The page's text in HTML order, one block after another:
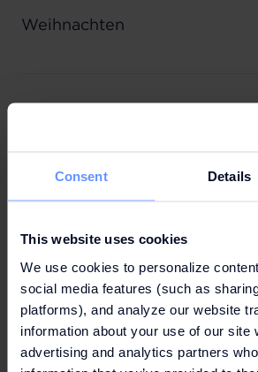
Consent Details
This website uses cookies
We use cookies to personalize
social media features (such as
platforms), and analyze our website
information about your use of our site
advertising and analytics partners
Weihnachten
Weihnachten
31 Dez
Neujahr